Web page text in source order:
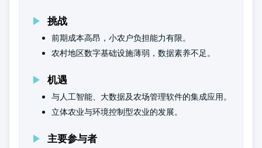
挑战
前期成本高昂，小农户负担能力有限。
农村地区数字基础设施薄弱，数据素养不足。
机遇
与人工智能、大数据及农场管理软件的集成应用。
立体农业与环境控制型农业的发展。
主要参与者